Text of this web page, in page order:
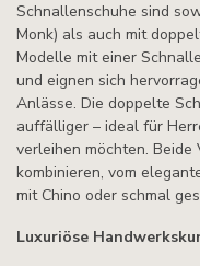
Schnallenschuhe sind
Monk) als auch mit
Modelle mit einer
und eignen sich
Anlässe. Die doppelte
auffälliger – ideal für
verleihen möchten.
kombinieren, vom
mit Chino oder schmal
Luxuriöse